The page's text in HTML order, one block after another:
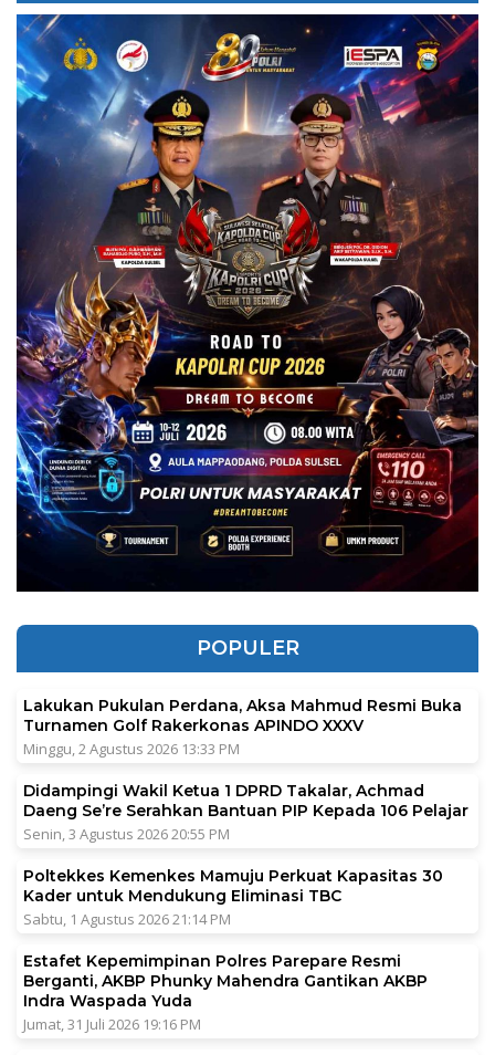
POPULER
Lakukan Pukulan Perdana, Aksa Mahmud Resmi Buka
Turnamen Golf Rakerkonas APINDO XXXV
Minggu, 2 Agustus 2026 13:33 PM
Didampingi Wakil Ketua 1 DPRD Takalar, Achmad
Daeng Se’re Serahkan Bantuan PIP Kepada 106 Pelajar
Senin, 3 Agustus 2026 20:55 PM
Poltekkes Kemenkes Mamuju Perkuat Kapasitas 30
Kader untuk Mendukung Eliminasi TBC
Sabtu, 1 Agustus 2026 21:14 PM
Estafet Kepemimpinan Polres Parepare Resmi
Berganti, AKBP Phunky Mahendra Gantikan AKBP
Indra Waspada Yuda
Jumat, 31 Juli 2026 19:16 PM